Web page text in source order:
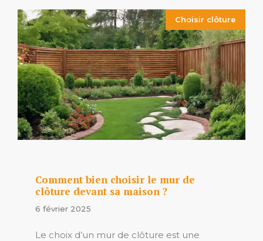
Choisir clôture
Comment bien choisir le mur de
clôture devant sa maison ?
6 février 2025
Le choix d’un mur de clôture est une